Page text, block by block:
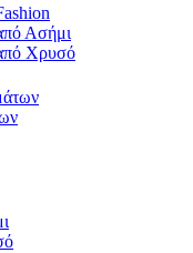
Ασήμι
από Χρυσό